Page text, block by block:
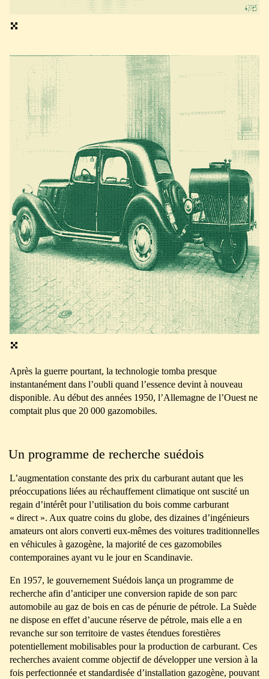
Après la guerre pourtant, la technologie tomba presque
instantanément dans l’oubli quand l’essence devint à nouveau
disponible. Au début des années 1950, l’Allemagne de l’Ouest ne
comptait plus que 20 000 gazomobiles.
Un programme de recherche suédois
L’augmentation constante des prix du carburant autant que les
préoccupations liées au réchauffement climatique ont suscité un
regain d’intérêt pour l’utilisation du bois comme carburant
« direct ». Aux quatre coins du globe, des dizaines d’ingénieurs
amateurs ont alors converti eux-mêmes des voitures traditionnelles
en véhicules à gazogène, la majorité de ces gazomobiles
contemporaines ayant vu le jour en Scandinavie.
En 1957, le gouvernement Suédois lança un programme de
recherche afin d’anticiper une conversion rapide de son parc
automobile au gaz de bois en cas de pénurie de pétrole. La Suède
ne dispose en effet d’aucune réserve de pétrole, mais elle a en
revanche sur son territoire de vastes étendues forestières
potentiellement mobilisables pour la production de carburant. Ces
recherches avaient comme objectif de développer une version à la
fois perfectionnée et standardisée d’installation gazogène, pouvant